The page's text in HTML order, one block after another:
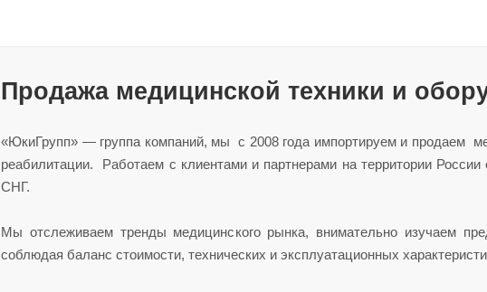
Продажа медицинской техники и
«ЮкиГрупп» — группа компаний, мы с 2008 года импортируем и продаем
реабилитации. Работаем с клиентами и партнерами на территории
СНГ.
Мы отслеживаем тренды медицинского рынка, внимательно изучаем
соблюдая баланс стоимости, технических и эксплуатационных